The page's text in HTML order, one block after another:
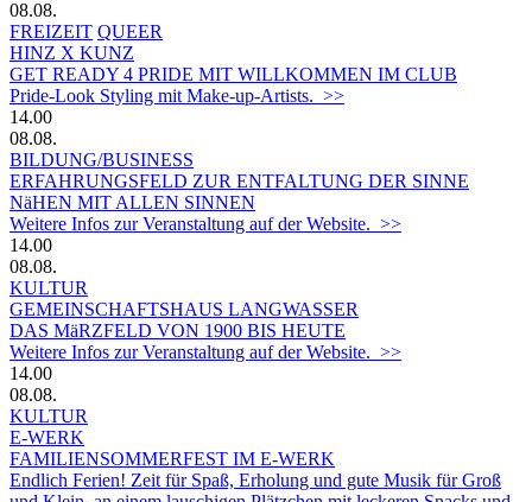
08.08.
FREIZEIT QUEER
HINZ X KUNZ
GET READY 4 PRIDE MIT WILLKOMMEN IM CLUB
Pride-Look Styling mit Make-up-Artists. >>
14.00
08.08.
BILDUNG/BUSINESS
ERFAHRUNGSFELD ZUR ENTFALTUNG DER SINNE
NäHEN MIT ALLEN SINNEN
Weitere Infos zur Veranstaltung auf der Website. >>
14.00
08.08.
KULTUR
GEMEINSCHAFTSHAUS LANGWASSER
DAS MäRZFELD VON 1900 BIS HEUTE
Weitere Infos zur Veranstaltung auf der Website. >>
14.00
08.08.
KULTUR
E-WERK
FAMILIENSOMMERFEST IM E-WERK
Endlich Ferien! Zeit für Spaß, Erholung und gute Musik für Groß